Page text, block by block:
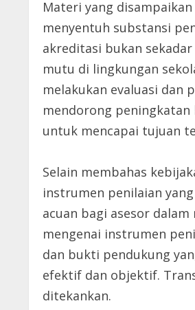
Materi yang
menyentuh substansi
akreditasi bukan
mutu di lingkungan
melakukan evaluasi dan
mendorong peningkatan
untuk mencapai tujuan
Selain membahas
instrumen penilaian
acuan bagi asesor
mengenai instrumen
dan bukti pendukung
efektif dan objektif.
ditekankan.